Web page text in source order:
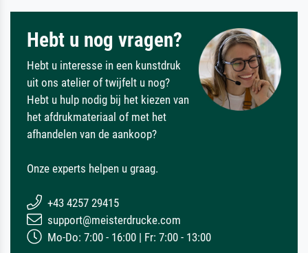
Hebt u nog vragen?
Hebt u interesse in een kunstdruk
uit ons atelier of twijfelt u nog?
Hebt u hulp nodig bij het kiezen van
het afdrukmateriaal of met het
afhandelen van de aankoop?
Onze experts helpen u graag.
+43 4257 29415
support@meisterdrucke.com
Mo-Do: 7:00 - 16:00 | Fr: 7:00 - 13:00